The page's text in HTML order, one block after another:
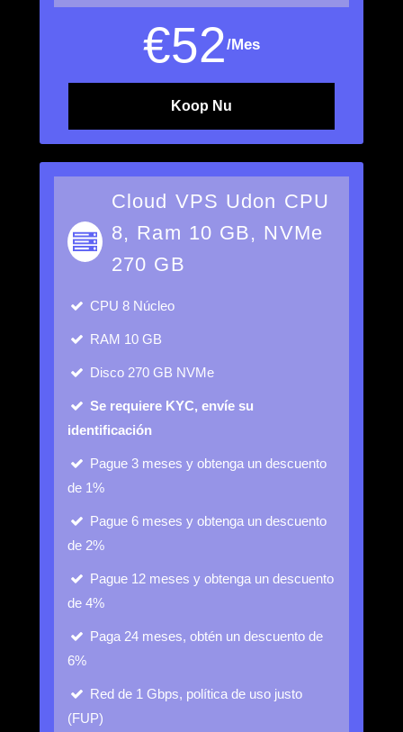
€52/Mes
Koop Nu
Cloud VPS Udon CPU
8, Ram 10 GB, NVMe
270 GB
CPU 8 Núcleo
RAM 10 GB
Disco 270 GB NVMe
Se requiere KYC, envíe su
identificación
Pague 3 meses y obtenga un descuento
de 1%
Pague 6 meses y obtenga un descuento
de 2%
Pague 12 meses y obtenga un descuento
de 4%
Paga 24 meses, obtén un descuento de
6%
Red de 1 Gbps, política de uso justo
(FUP)